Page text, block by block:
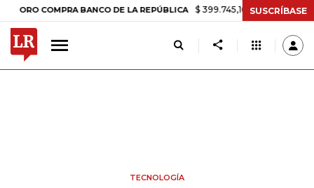
COMPRA BANCO DE LA REPÚBLICA $ 399.745,16 +$ 2.295,71 +0,58%
SUSCRÍBASE
TECNOLOGÍA